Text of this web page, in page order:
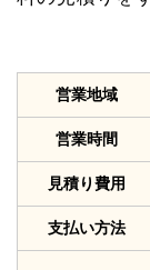
営業地域
営業時間
見積り費用
支払い方法